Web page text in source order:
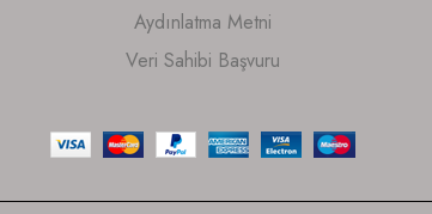
Aydınlatma Metni
Veri Sahibi Başvuru